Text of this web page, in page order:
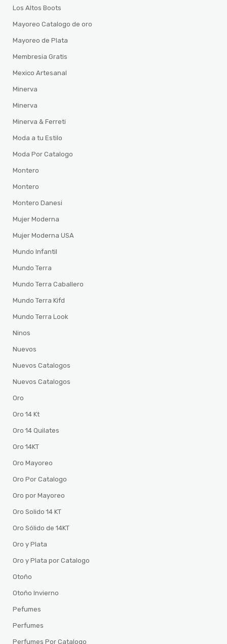
Los Altos Boots
Mayoreo Catalogo de oro
Mayoreo de Plata
Membresia Gratis
Mexico Artesanal
Minerva
Minerva
Minerva & Ferreti
Moda a tu Estilo
Moda Por Catalogo
Montero
Montero
Montero Danesi
Mujer Moderna
Mujer Moderna USA
Mundo Infantil
Mundo Terra
Mundo Terra Caballero
Mundo Terra Kifd
Mundo Terra Look
Ninos
Nuevos
Nuevos Catalogos
Nuevos Catalogos
Oro
Oro 14 Kt
Oro 14 Quilates
Oro 14KT
Oro Mayoreo
Oro Por Catalogo
Oro por Mayoreo
Oro Solido 14 KT
Oro Sólido de 14KT
Oro y Plata
Oro y Plata por Catalogo
Otoño
Otoño Invierno
Pefumes
Perfumes
Perfumes Por Catalogo